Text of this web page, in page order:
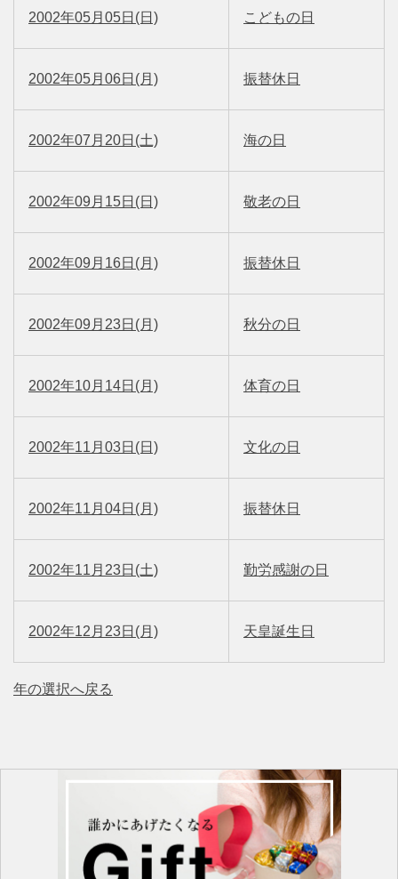
2002年05月05日(日) こどもの日
2002年05月06日(月) 振替休日
2002年07月20日(土) 海の日
2002年09月15日(日) 敬老の日
2002年09月16日(月) 振替休日
2002年09月23日(月) 秋分の日
2002年10月14日(月) 体育の日
2002年11月03日(日) 文化の日
2002年11月04日(月) 振替休日
2002年11月23日(土) 勤労感謝の日
2002年12月23日(月) 天皇誕生日
年の選択へ戻る